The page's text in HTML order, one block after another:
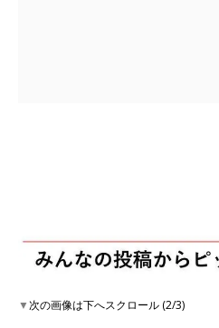
▼次の画像は下へスクロール (2/3)